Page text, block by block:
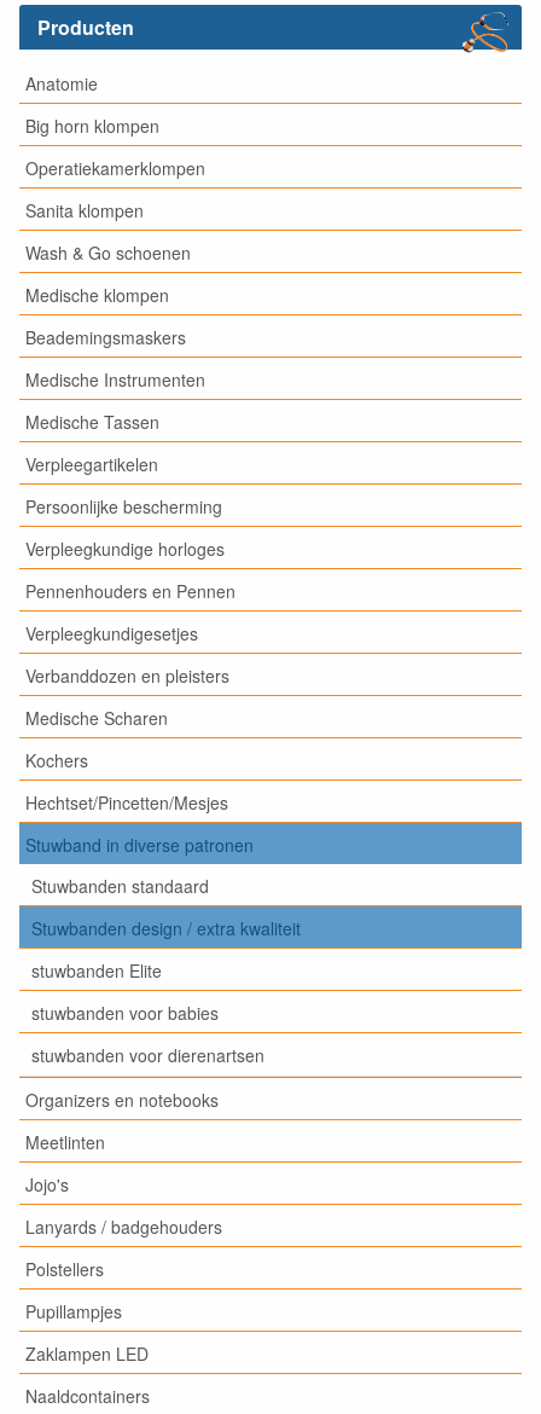
Producten
Anatomie
Big horn klompen
Operatiekamerklompen
Sanita klompen
Wash & Go schoenen
Medische klompen
Beademingsmaskers
Medische Instrumenten
Medische Tassen
Verpleegartikelen
Persoonlijke bescherming
Verpleegkundige horloges
Pennenhouders en Pennen
Verpleegkundigesetjes
Verbanddozen en pleisters
Medische Scharen
Kochers
Hechtset/Pincetten/Mesjes
Stuwband in diverse patronen
Stuwbanden standaard
Stuwbanden design / extra kwaliteit
stuwbanden Elite
stuwbanden voor babies
stuwbanden voor dierenartsen
Organizers en notebooks
Meetlinten
Jojo's
Lanyards / badgehouders
Polstellers
Pupillampjes
Zaklampen LED
Naaldcontainers